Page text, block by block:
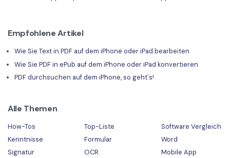
Empfohlene Artikel
Wie Sie Text in PDF auf dem iPhone oder iPad bearbeiten
Wie Sie PDF in ePub auf dem iPhone oder iPad konvertieren
PDF durchsuchen auf dem iPhone, so geht´s!
Alle Themen
How-Tos Top-Liste
Software Vergleich
Kenntnisse
Formular
Word
Signatur
OCR
Mobile App